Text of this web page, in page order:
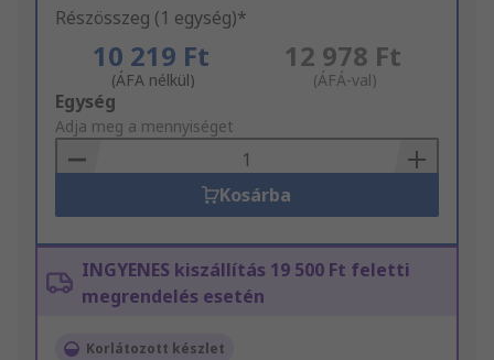
Részösszeg (1 egység)*
10 219 Ft
(ÁFA nélkül)
12 978 Ft
(ÁFÁ-val)
Add
to
Basket
Egység
Adja meg a mennyiséget
Kosárba
INGYENES kiszállítás 19 500 Ft feletti
megrendelés esetén
Korlátozott készlet